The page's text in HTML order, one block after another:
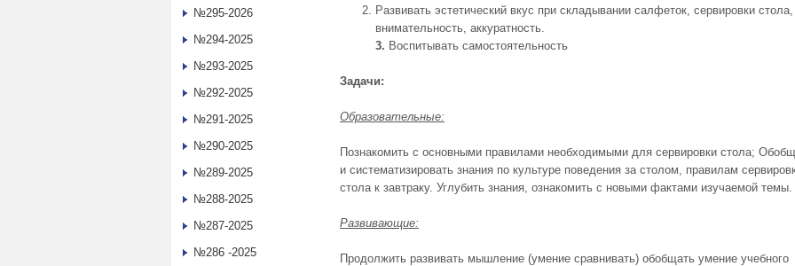
Развивать эстетический вкус при складывании салфеток, сервировки стола,
внимательность, аккуратность.
3. Воспитывать самостоятельность
Задачи:
Образовательные:
Познакомить с основными правилами необходимыми для сервировки стола;
и систематизировать знания по культуре поведения за столом, правилам
стола к завтраку. Углубить знания, ознакомить с новыми фактами изучаемой темы.
Развивающие:
Продолжить развивать мышление (умение сравнивать) обобщать умение учебного
№295-2026
№294-2025
№293-2025
№292-2025
№291-2025
№290-2025
№289-2025
№288-2025
№287-2025
№286 -2025